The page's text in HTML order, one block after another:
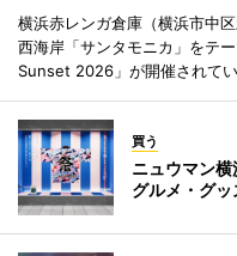
横浜赤レンガ倉庫（横浜市中
西海岸「サンタモニカ」をテ
Sunset 2026」が開催されてい
買う
ニュウマン
グルメ・グ